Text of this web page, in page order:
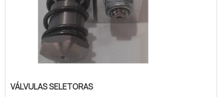
VÁLVULAS SELETORAS